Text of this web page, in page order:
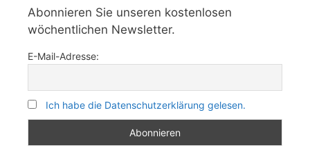
Abonnieren Sie unseren kostenlosen
wöchentlichen Newsletter.
E-Mail-Adresse:
Ich habe die Datenschutzerklärung gelesen.